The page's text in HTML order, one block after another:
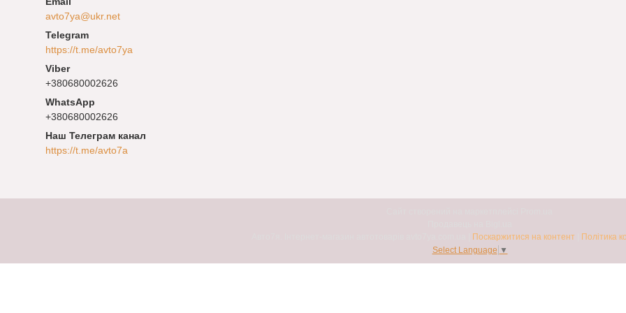
avto7ya@ukr.net
https://t.me/avto7ya
+380680002626
+380680002626
Наш Телеграм канал
https://t.me/avto7a
Поскаржитися на контент
Політика
Select Language ▼